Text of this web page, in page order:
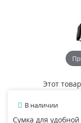
Этот
В наличии
Сумка для